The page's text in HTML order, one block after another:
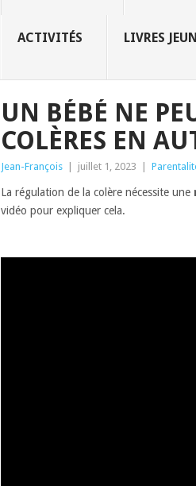
ACTIVITÉS LIVRES
UN BÉBÉ NE
COLÈRES EN
Jean-François juillet 1, 2023
La régulation de la colère nécessite une
vidéo pour expliquer cela.